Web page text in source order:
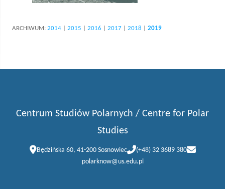
ARCHIWUM: 2014| 2015 2016 2017| 2018 2019
Centrum Studiów Polarnych / Centre for Polar
Studies
Będzińska 60, 41-200 Sosnowiec
(+48) 32 3689 380
polarknow@us.edu.pl